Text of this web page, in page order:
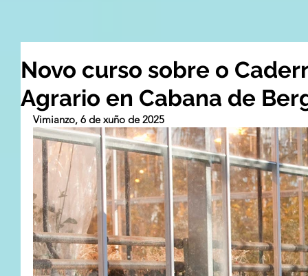
Novo curso sobre o
Agrario en Cabana de
Vimianzo, 6 de xuño de 2025